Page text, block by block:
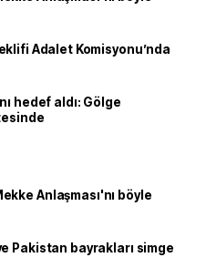
Adalet Komisyonu’nda
hedef aldı: Gölge
Anlaşması'nı böyle
Pakistan bayrakları simge